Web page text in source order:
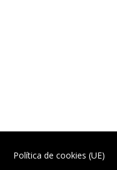
Política de cookies (UE)